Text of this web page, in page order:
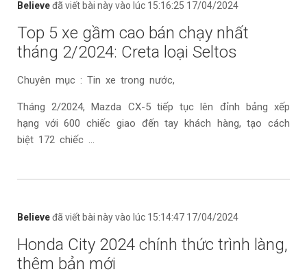
Believeđã viết bài này vào lúc 15:16:25 17/04/2024
Top 5 xe gầm cao bán chạy nhất
tháng 2/2024: Creta loại Seltos
Chuyên mục : Tin xe trong nước,
Tháng 2/2024, Mazda CX-5 tiếp tục lên đỉnh bảng xếp
hạng với 600 chiếc giao đến tay khách hàng, tạo cách
biệt 172 chiếc ...
Believeđã viết bài này vào lúc 15:14:47 17/04/2024
Honda City 2024 chính thức trình làng,
thêm bản mới